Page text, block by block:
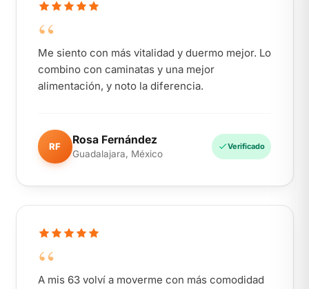
“
Me siento con más vitalidad y duermo mejor. Lo
combino con caminatas y una mejor
alimentación, y noto la diferencia.
RF Rosa Fernández
Guadalajara, México
Verificado
“
A mis 63 volví a moverme con más comodidad